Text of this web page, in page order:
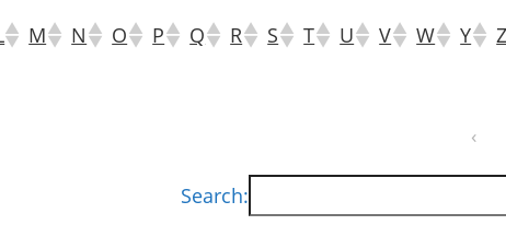
M N O P Q R S T U V W Y
Z
‹
Search: